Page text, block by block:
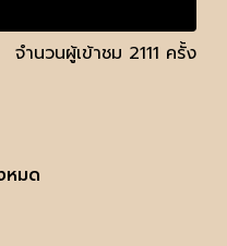
จำนวนผู้เข้าชม 2111 ครั้ง
หมด